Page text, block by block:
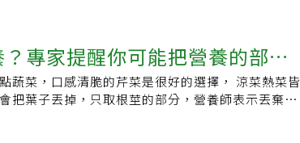
表的Blood Pressure Change After Celery Juice
Elderly Male（一位高血壓年長男性攝入芹菜汁後
子出現頸部疼痛和高血壓病史，體檢時血壓為
內每天攝入芹菜汁。頸部疼痛則是在 14 次就診期
摩。 在護理結束時，他的血壓為 118/82。所以，
能夠改善老年人下肢麻痺、認知退化及記憶不好的
料：迷迭香1份、鼠尾草1份、洋甘菊1/2份、香蜂草
混合成半磅用量，每次取2-3小匙與250ml熱開水
如果是新鮮香草，必須取1/4杯新鮮香草混沖成1杯
蜂草是最有助記憶力的香草植物，國家地理雜誌曾
蔔，洗淨削皮切段（約3公分），用湯匙在中間挖
上，以大火蒸15分鐘。3.利用蒸蘿蔔的時間製作內
，與絞肉和作法1挖出並切碎的白蘿蔔混和，加1小
、雞粉調味。4.白蘿蔔放涼後，取出湯汁備用。5.
鍋內，以大火蒸7分鐘。6.芹菜洗淨切小丁。7.取一
添加物的攝取過量，造成身體更多的負擔及危害。
料理」，甩開包裹色香味的虛偽糖衣，讓味蕾從此
。海鮮酪梨佐蔬果醬（3人份）先將生硬的食材如蘆
增加熟度或去腥。即使生食的蔬菜也選擇枝梗較細
為這道料理畫龍點睛的是蔬果醬，方法是使用新鮮
專家提醒你可能把營養的部分
蔬菜，口感清脆的芹菜是很好的選擇， 涼菜熱菜皆
把葉子丟掉，只取根莖的部分，營養師表示丟棄芹